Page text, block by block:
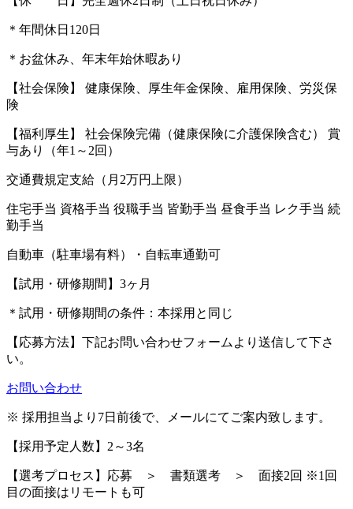
＊年間休日120日
＊お盆休み、年末年始休暇あり
【社会保険】 健康保険、厚生年金保険、雇用保険、労災保
険
【福利厚生】 社会保険完備（健康保険に介護保険含む） 賞
与あり（年1～2回）
交通費規定支給（月2万円上限）
住宅手当 資格手当 役職手当 皆勤手当 昼食手当 レク手当 続
勤手当
自動車（駐車場有料）・自転車通勤可
【試用・研修期間】3ヶ月
＊試用・研修期間の条件：本採用と同じ
【応募方法】下記お問い合わせフォームより送信して下さ
い。
お問い合わせ
※ 採用担当より7日前後で、メールにてご案内致します。
【採用予定人数】2～3名
【選考プロセス】応募 ＞ 書類選考 ＞ 面接2回 ※1回
目の面接はリモートも可